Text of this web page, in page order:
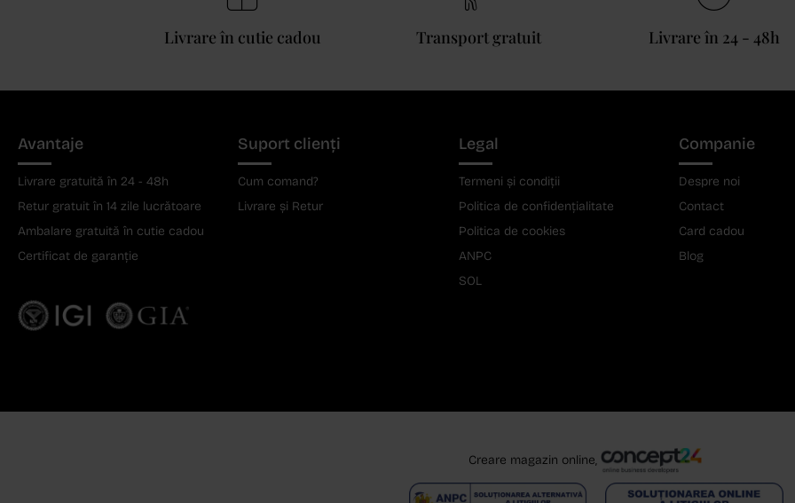
Livrare în cutie cadou Transport gratuit Livrare în 24 - 48h
Avantaje
Livrare gratuită în 24 - 48h
Retur gratuit în 14 zile lucrătoare
Ambalare gratuită în cutie cadou
Certificat de garanție
Suport clienți
Cum comand?
Livrare și Retur
Legal
Termeni și condiții
Politica de confidențialitate
Politica de cookies
ANPC
SOL
Companie
Despre noi
Contact
Card cadou
Blog
Creare magazin online,